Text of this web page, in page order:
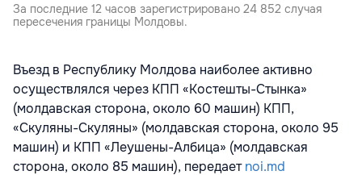
За последние 12 часов зарегистрировано 24 852 случая
пересечения границы Молдовы.
Въезд в Республику Молдова наиболее активно
осуществлялся через КПП «Костешты-Стынка»
(молдавская сторона, около 60 машин) КПП,
«Скуляны-Скуляны» (молдавская сторона, около 95
машин) и КПП «Леушены-Албица» (молдавская
сторона, около 85 машин), передаетnoi.md